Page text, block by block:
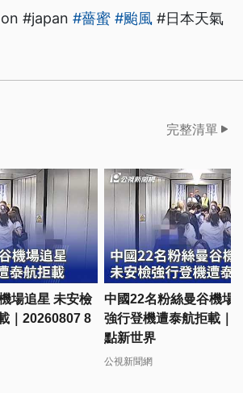
#japan #薔蜜 #颱風 #日本天氣
完整清單
場追星 未安檢
｜20260807 8
中國22名粉絲曼谷機場
強行登機遭泰航拒載｜
點新世界
公視新聞網